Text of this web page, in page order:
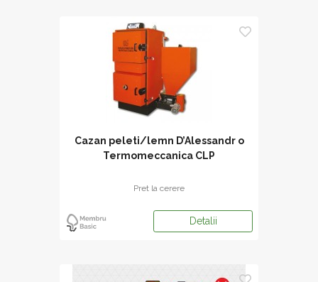
Cazan peleti/lemn D’Alessandr o
Termomeccanica CLP
Pret la cerere
Detalii